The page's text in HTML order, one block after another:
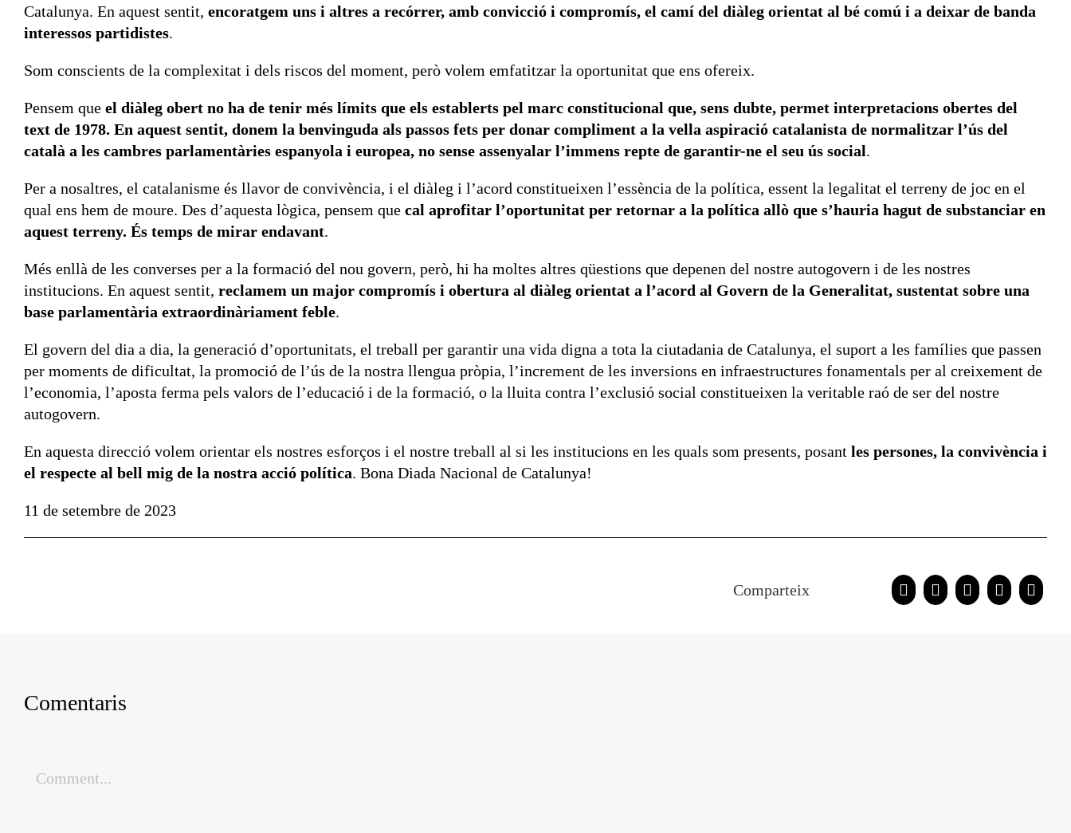
Catalunya. En aquest sentit, encoratgem uns i altres a recórrer, amb convicció i compromís, el camí del diàleg orientat al bé comú i a deixar de banda
interessos partidistes.
Som conscients de la complexitat i dels riscos del moment, però volem emfatitzar la oportunitat que ens ofereix.
Pensem que el diàleg obert no ha de tenir més límits que els establerts pel marc constitucional que, sens dubte, permet interpretacions obertes del
text de 1978. En aquest sentit, donem la benvinguda als passos fets per donar compliment a la vella aspiració catalanista de normalitzar l’ús del
català a les cambres parlamentàries espanyola i europea, no sense assenyalar l’immens repte de garantir-ne el seu ús social.
Per a nosaltres, el catalanisme és llavor de convivència, i el diàleg i l’acord constitueixen l’essència de la política, essent la legalitat el terreny de joc en el
qual ens hem de moure. Des d’aquesta lògica, pensem quecal aprofitar l’oportunitat per retornar a la política allò que s’hauria hagut de substanciar en
aquest terreny. És temps de mirar endavant.
Més enllà de les converses per a la formació del nou govern, però, hi ha moltes altres qüestions que depenen del nostre autogovern i de les nostres
institucions. En aquest sentit, reclamem un major compromís i obertura al diàleg orientat a l’acord al Govern de la Generalitat, sustentat sobre una
base parlamentària extraordinàriament feble.
El govern del dia a dia, la generació d’oportunitats, el treball per garantir una vida digna a tota la ciutadania de Catalunya, el suport a les famílies que passen
per moments de dificultat, la promoció de l’ús de la nostra llengua pròpia, l’increment de les inversions en infraestructures fonamentals per al creixement de
l’economia, l’aposta ferma pels valors de l’educació i de la formació, o la lluita contra l’exclusió social constitueixen la veritable raó de ser del nostre
autogovern.
En aquesta direcció volem orientar els nostres esforços i el nostre treball al si les institucions en les quals som presents, posant les persones, la convivència i
el respecte al bell mig de la nostra acció política. Bona Diada Nacional de Catalunya!
11 de setembre de 2023
Comparteix
Comentaris
Comment